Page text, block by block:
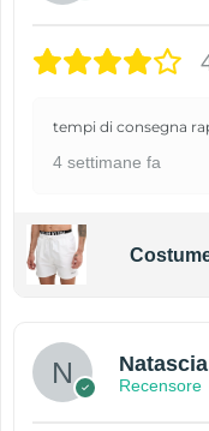
tempi di consegna
4 settimane fa
Natascia
Recensore